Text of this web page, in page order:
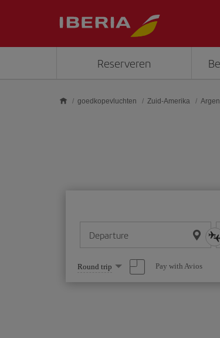
Reserveren
goedkopevluchten Zuid-Amerika
Departure
Select
one
option
Round trip Pay with Avios